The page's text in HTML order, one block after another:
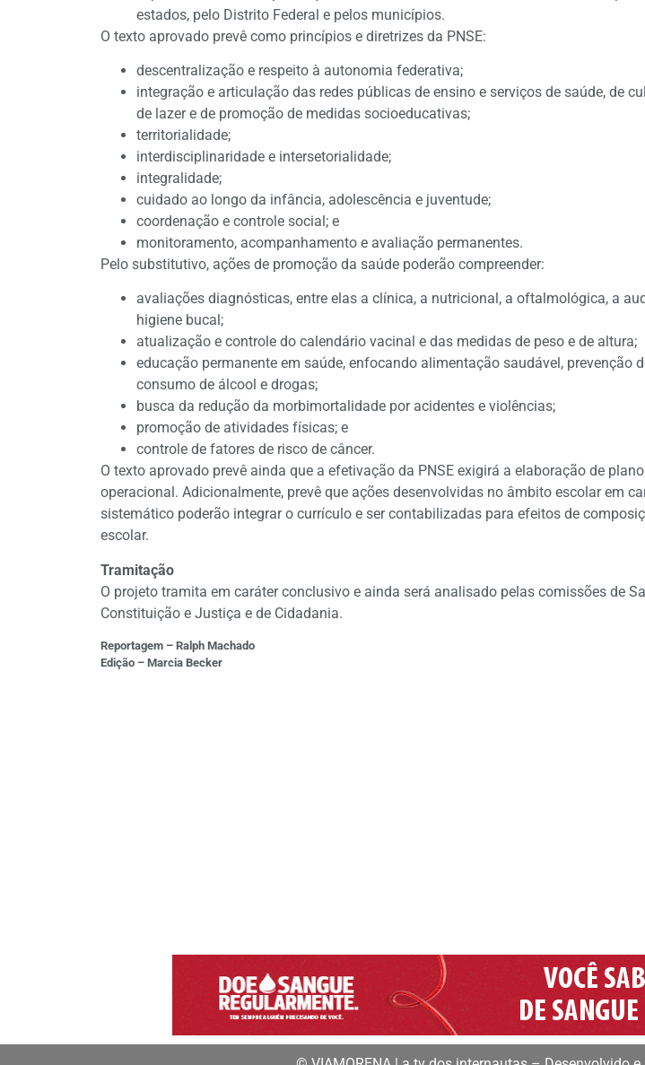
estados, pelo Distrito Federal e pelos municípios.
O texto aprovado prevê como princípios e diretrizes da PNSE:
descentralização e respeito à autonomia federativa;
integração e articulação das redes públicas de ensino e serviços de saúde, de
de lazer e de promoção de medidas socioeducativas;
territorialidade;
interdisciplinaridade e intersetorialidade;
integralidade;
cuidado ao longo da infância, adolescência e juventude;
coordenação e controle social; e
monitoramento, acompanhamento e avaliação permanentes.
Pelo substitutivo, ações de promoção da saúde poderão compreender:
avaliações diagnósticas, entre elas a clínica, a nutricional, a oftalmológica, a
higiene bucal;
atualização e controle do calendário vacinal e das medidas de peso e de altura;
educação permanente em saúde, enfocando alimentação saudável, prevenção
consumo de álcool e drogas;
busca da redução da morbimortalidade por acidentes e violências;
promoção de atividades físicas; e
controle de fatores de risco de câncer.
O texto aprovado prevê ainda que a efetivação da PNSE exigirá a elaboração de
operacional. Adicionalmente, prevê que ações desenvolvidas no âmbito escolar em
sistemático poderão integrar o currículo e ser contabilizadas para efeitos de
escolar.
Tramitação
O projeto tramita em caráter conclusivo e ainda será analisado pelas comissões de
Constituição e Justiça e de Cidadania.
Reportagem – Ralph Machado
Edição – Marcia Becker